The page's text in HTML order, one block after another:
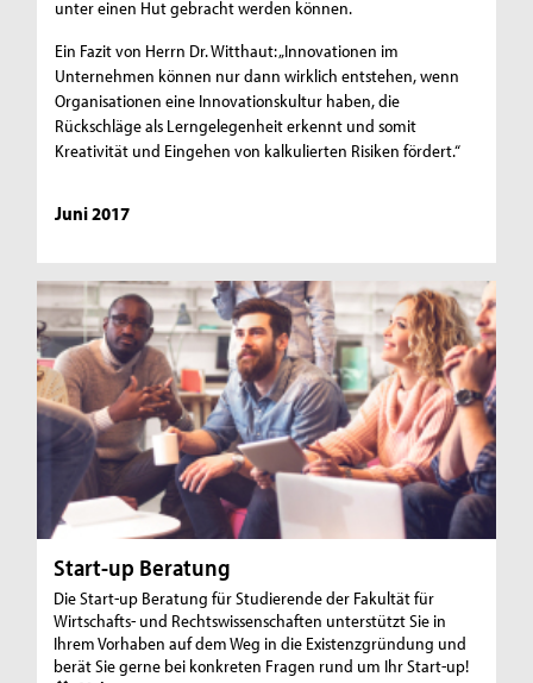
unter einen Hut gebracht werden können.
Ein Fazit von Herrn Dr. Witthaut: „Innovationen im
Unternehmen können nur dann wirklich entstehen, wenn
Organisationen eine Innovationskultur haben, die
Rückschläge als Lerngelegenheit erkennt und somit
Kreativität und Eingehen von kalkulierten Risiken fördert.“
Juni 2017
Start-up Beratung
Die Start-up Beratung für Studierende der Fakultät für
Wirtschafts- und Rechtswissenschaften unterstützt Sie in
Ihrem Vorhaben auf dem Weg in die Existenzgründung und
berät Sie gerne bei konkreten Fragen rund um Ihr Start-up!